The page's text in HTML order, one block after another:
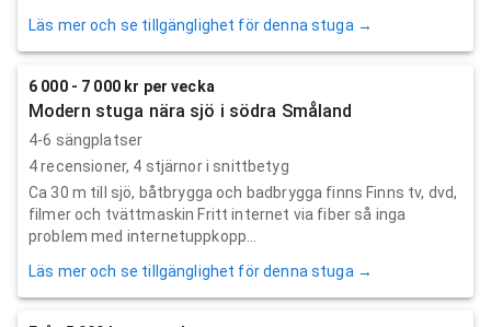
Läs mer och se tillgänglighet för denna stuga →
6 000 - 7 000 kr per vecka
Modern stuga nära sjö i södra Småland
4-6 sängplatser
4recensioner, 4 stjärnor i snittbetyg
Ca 30 m till sjö, båtbrygga och badbrygga finns Finns tv, dvd,
filmer och tvättmaskin Fritt internet via fiber så inga
problem med internetuppkopp...
Läs mer och se tillgänglighet för denna stuga →